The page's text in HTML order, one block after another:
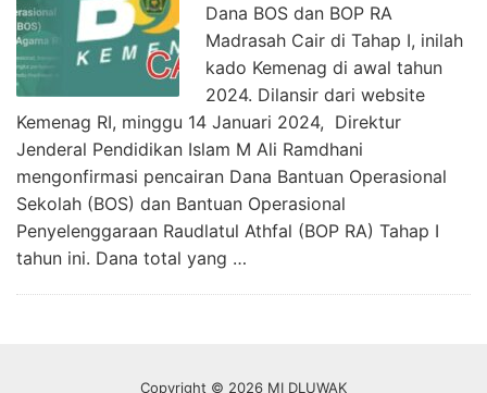
Dana BOS dan BOP RA
Madrasah Cair di Tahap I, inilah
kado Kemenag di awal tahun
2024. Dilansir dari website
Kemenag RI, minggu 14 Januari 2024, Direktur
Jenderal Pendidikan Islam M Ali Ramdhani
mengonfirmasi pencairan Dana Bantuan Operasional
Sekolah (BOS) dan Bantuan Operasional
Penyelenggaraan Raudlatul Athfal (BOP RA) Tahap I
tahun ini. Dana total yang …
Copyright © 2026 MI DLUWAK